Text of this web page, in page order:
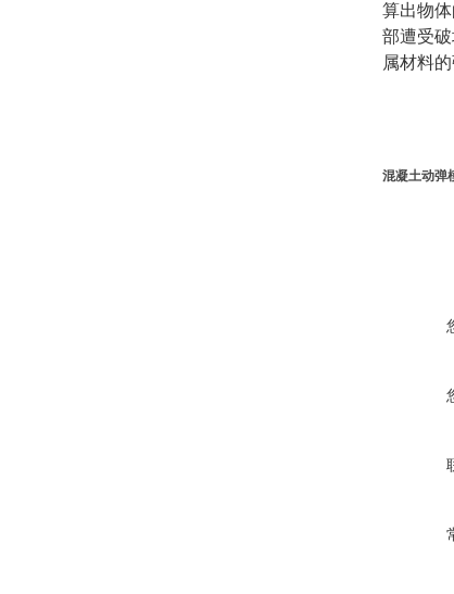
算出物
部遭受
属材料的
混凝土动弹